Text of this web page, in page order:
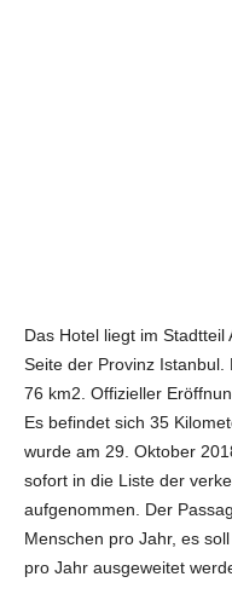
Das Hotel liegt im
Seite der Provinz
76 km2. Offizieller
Es befindet sich 35
wurde am 29. Oktober
sofort in die Liste der
aufgenommen. Der
Menschen pro Jahr, es
pro Jahr ausgeweitet